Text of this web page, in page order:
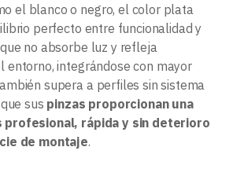
el blanco o negro, el color plata
perfecto entre funcionalidad y
no absorbe luz y refleja
entorno, integrándose con mayor
supera a perfiles sin sistema
sus pinzas proporcionan una
profesional, rápida y sin deterioro
de montaje.